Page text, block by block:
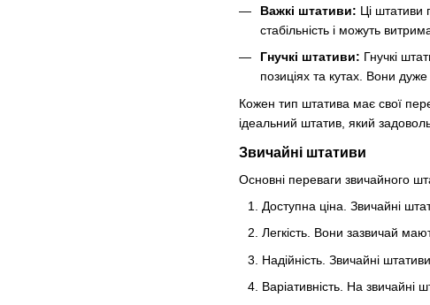
Важкі штативи: Ці штативи
стабільність і можуть
Гнучкі штативи: Гнучкі
позиціях та кутах. Вони
Кожен тип штатива має свої
ідеальний штатив, який
Звичайні штативи
Основні переваги звичайного
Доступна ціна. Звичайні
Легкість. Вони зазвичай
Надійність. Звичайні
Варіативність. На звичайні